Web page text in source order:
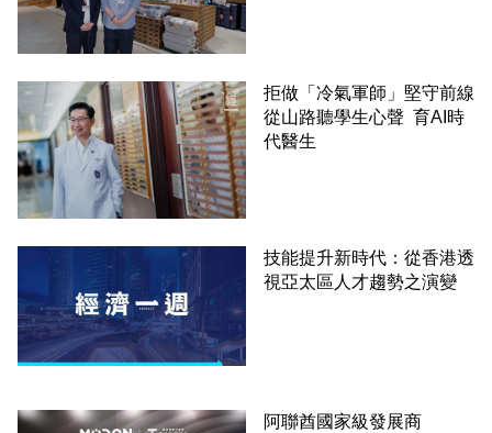
拒做「冷氣軍師」堅守前線
從山路聽學生心聲 育AI時
代醫生
技能提升新時代：從香港透
視亞太區人才趨勢之演變
阿聯酋國家級發展商